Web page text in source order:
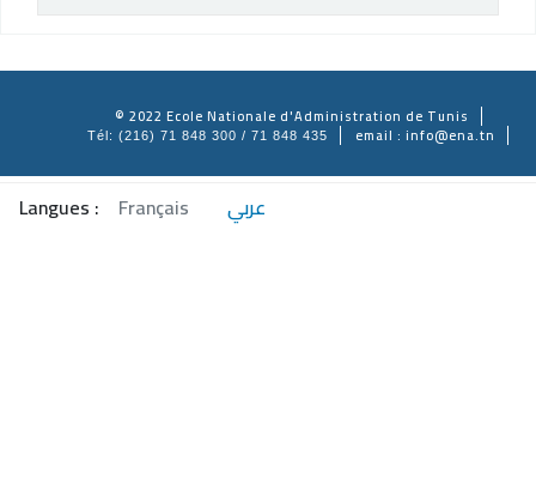
© 2022 Ecole Nationale d'Administration de Tunis
Tél: (216) 71 848 300 / 71 848 435 email : info@ena.tn
Langues : Français عربي